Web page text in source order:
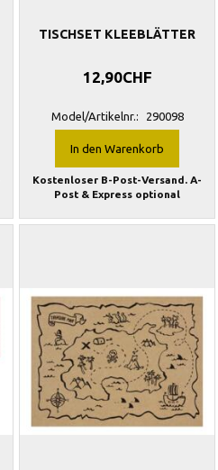
TISCHSET KLEEBLÄTTER
12,90CHF
Model/Artikelnr.: 290098
In den Warenkorb
Kostenloser B-Post-Versand. A-
Post & Express optional